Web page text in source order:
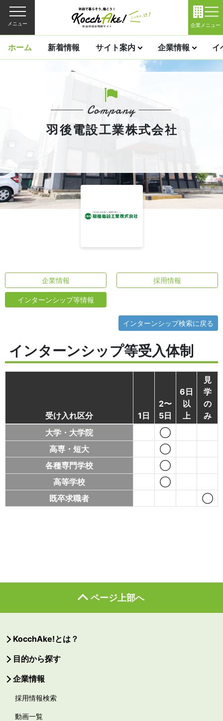
メニュー 企業メニュー
ホーム 新着情報 サイト案内 企業情報 イ
羽後電設工業株式会社
企業情報 採用情報
インターンシップ等情報
インターンシップ検索に戻る
インターンシップ等受入体制
受け入れ区分 1日
2〜
5日
6日
以
上
見
学
の
み
大学・大学院
◯
高専・短大
◯
各種専門学校
◯
高等学校
◯
既卒求職者
◯
ページ上部へ
KocchAke!とは？
目的から探す
企業情報
採用情報検索
動画一覧